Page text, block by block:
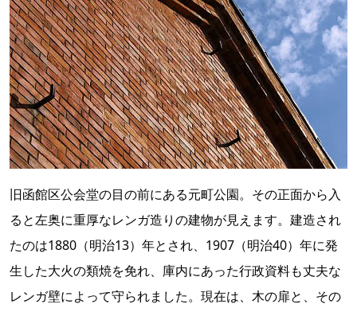
旧函館区公会堂の目の前にある元町公園。その正面から入
ると左奥に重厚なレンガ造りの建物が見えます。建造され
たのは1880（明治13）年とされ、1907（明治40）年に発
生した大火の類焼を免れ、庫内にあった行政資料も丈夫な
レンガ壁によって守られました。現在は、木の扉と、その